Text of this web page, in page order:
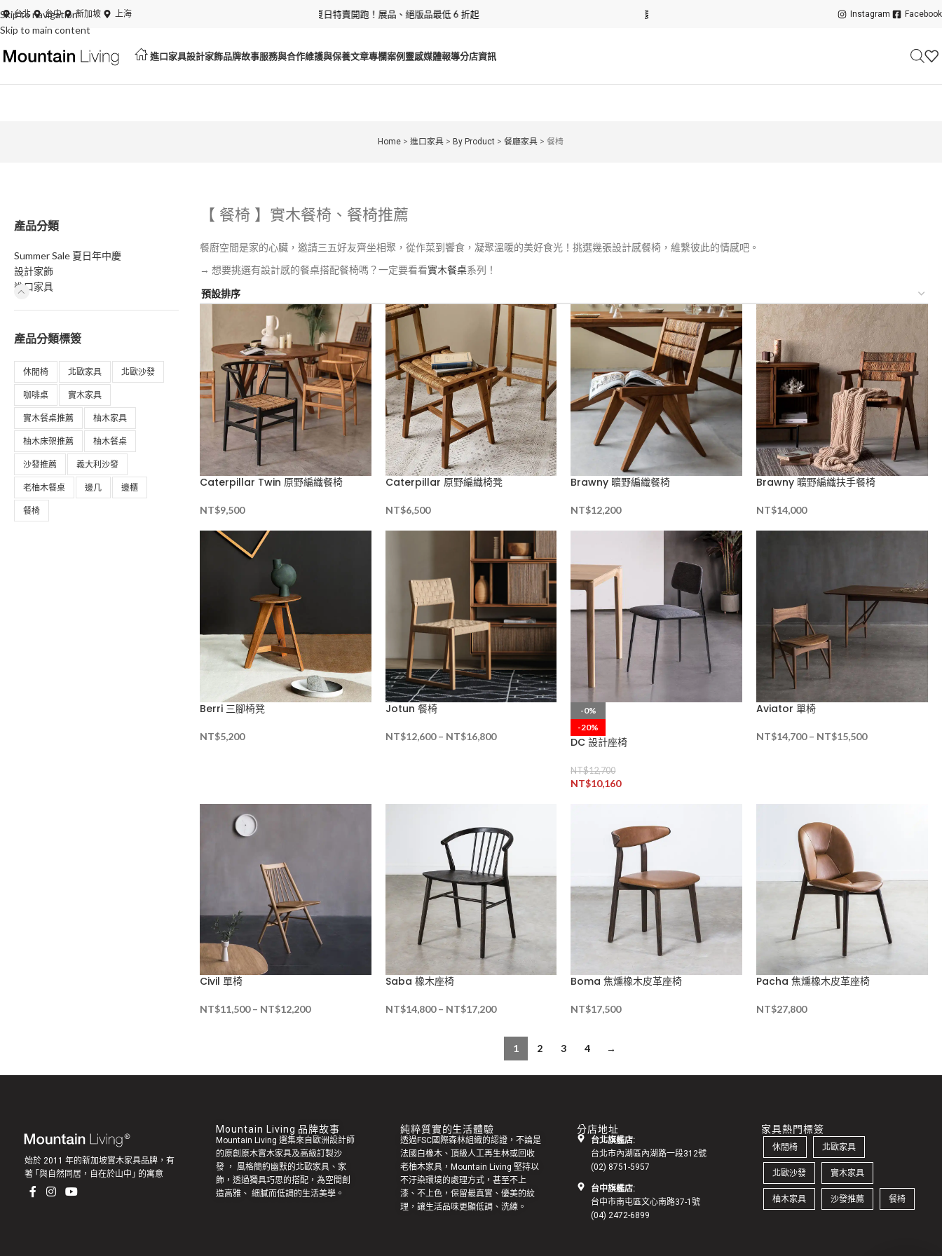
Skip to navigation
Skip to main content
台北 台中 新加坡 上海 夏日特賣開跑！展品、絕版品最低 6 折起 夏日特賣開跑！展品、絕版品最低 6 折起 Instagram Facebook
進口家具設計家飾品牌故事服務與合作維護與保養文章專欄案例靈感媒體報導分店資訊
Home >進口家具 > By Product >餐廳家具 >餐椅
產品分類
Summer Sale 夏日年中慶
設計家飾
進口家具
產品分類標簽
休閒椅 北歐家具 北歐沙發
咖啡桌 實木家具
實木餐桌推薦 柚木家具
柚木床架推薦 柚木餐桌
沙發推薦 義大利沙發
老柚木餐桌 邊几 邊櫃
餐椅
【 餐椅 】實木餐椅、餐椅推薦
餐廚空間是家的心臟，邀請三五好友齊坐相聚，從作菜到饗食，凝聚溫暖的美好食光！挑選幾張設計感餐椅，維繫彼此的情感吧。
→ 想要挑選有設計感的餐桌搭配餐椅嗎？一定要看看實木餐桌系列！
Caterpillar Twin 原野編織餐椅
NT$9,500
Caterpillar 原野編織椅凳
NT$6,500
Brawny 曠野編織餐椅
NT$12,200
Brawny 曠野編織扶手餐椅
NT$14,000
Berri 三腳椅凳
NT$5,200
Jotun 餐椅
NT$12,600 – NT$16,800
-0%
-20%
DC 設計座椅
NT$12,700
NT$10,160
Aviator 單椅
NT$14,700 – NT$15,500
Civil 單椅
NT$11,500 – NT$12,200
Saba 橡木座椅
NT$14,800 – NT$17,200
Boma 焦燻橡木皮革座椅
NT$17,500
Pacha 焦燻橡木皮革座椅
NT$27,800
1 2 3 4 →
始於 2011 年的新加坡實木家具品牌，有
著 ｢與自然同居，自在於山中｣ 的寓意
Mountain Living 品牌故事
Mountain Living 選集來自歐洲設計師
的原創 原木實木家具及高級訂製沙
發， 風格簡約幽默的北歐家具、家
飾，透過獨具巧思的搭配，為空間創
造高雅、 細膩而低調的生活美學。
純粹質實的生活體驗
透過FSC國際森林組織的認證，不論是
法國白橡木、頂級人工再生林或回收
老柚木家具，Mountain Living 堅持以
不汙染環境的處理方式，甚至不上
漆、不上色，保留最真實、優美的紋
理，讓生活品味更顯低調、洗練。
分店地址
台北旗艦店:
台北市內湖區內湖路一段312號
(02) 8751-5957
台中旗艦店:
台中市南屯區文心南路37-1號
(04) 2472-6899
家具熱門標簽
休閒椅 北歐家具
北歐沙發 實木家具
柚木家具 沙發推薦 餐椅